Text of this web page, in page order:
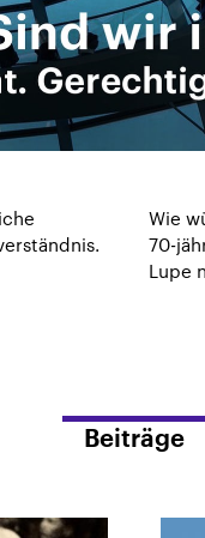
Wie
70-
Lupe
Beiträge